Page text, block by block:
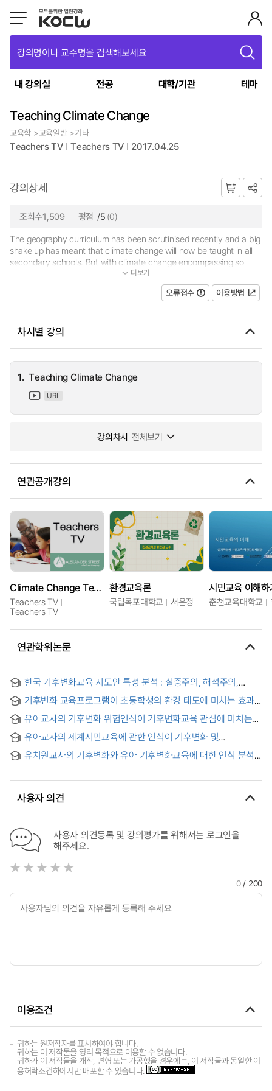
강의명이나 교수명을 검색해보세요
내 강의실 전공 대학/기관 테마
Teaching Climate Change
교육학 >교육일반 >기타
Teachers TV Teachers TV 2017.04.25
강의상세
조회수1,509 평점 /5 (0)
The geography curriculum has been scrutinised recently and a big
shake up has meant that climate change will now be taught in all
secondary schools. But with climate change encompassing so
many topics, what is the best way of teaching such a diverse an...
더보기
오류접수 이용방법
차시별 강의
1. Teaching Climate Change
URL
강의차시 전체보기
연관공개강의
Climate Change Teaching Solutions
Teachers TV
Teachers TV
환경교육론
국립목포대학교 서은정
시민교육 이해하
춘천교육대학교
연관학위논문
한국 기후변화교육 지도안 특성 분석 : 실증주의, 해석주의,
비판주의를 중심으로
기후변화 교육프로그램이 초등학생의 환경 태도에 미치는 효과
= The Effects of Climate Change Education Program on
The Environmental Attitude in Elementary School
Students
유아교사의 기후변화 위험인식이 기후변화교육 관심에 미치는
영향 : 기후변화인식의 매개효과
유아교사의 세계시민교육에 관한 인식이 기후변화 및
기후변화교육 인식에 미치는 영향
유치원교사의 기후변화와 유아 기후변화교육에 대한 인식 분석
사용자 의견
사용자 의견등록 및 강의평가를 위해서는 로그인을
해주세요.
0/ 200
이용조건
귀하는 원저작자를 표시하여야 합니다.
귀하는 이 저작물을 영리 목적으로 이용할 수 없습니다.
귀하가 이 저작물을 개작, 변형 또는 가공했을 경우에는, 이 저작물과 동일한 이
용허락조건하에서만 배포할 수 있습니다.